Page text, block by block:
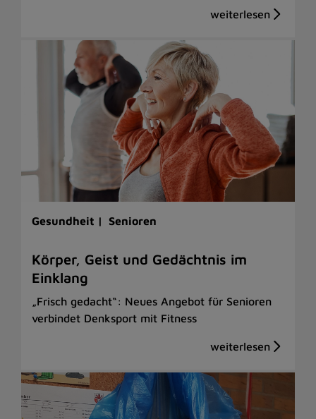
Gesundheit | Senioren
Körper, Geist und Gedächtnis im
Einklang
„Frisch gedacht“: Neues Angebot für Senioren
verbindet Denksport mit Fitness